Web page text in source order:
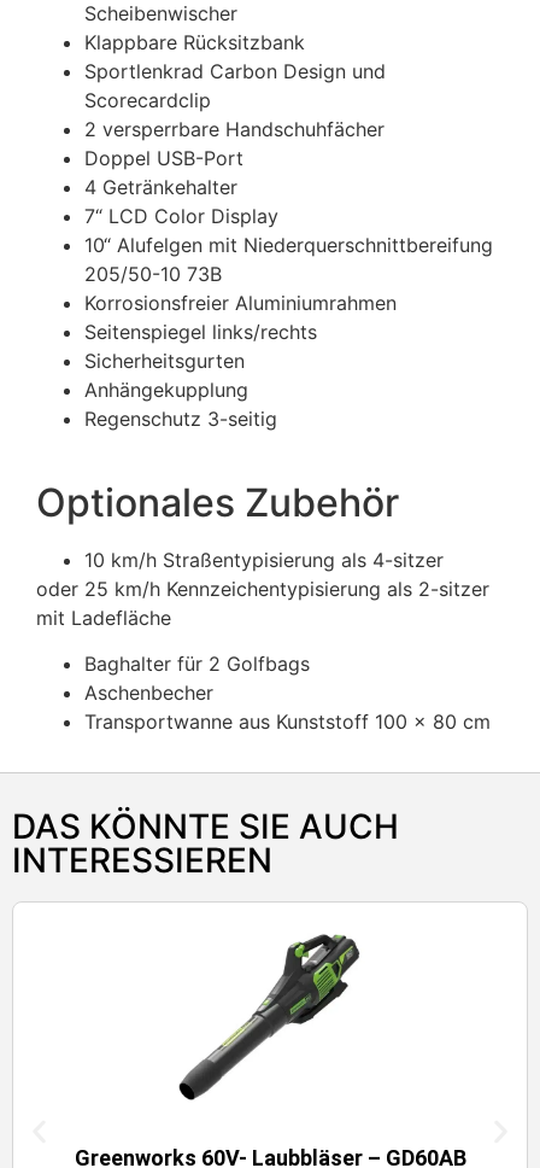
Scheibenwischer
Klappbare Rücksitzbank
Sportlenkrad Carbon Design und
Scorecardclip
2 versperrbare Handschuhfächer
Doppel USB-Port
4 Getränkehalter
7“ LCD Color Display
10“ Alufelgen mit Niederquerschnittbereifung
205/50-10 73B
Korrosionsfreier Aluminiumrahmen
Seitenspiegel links/rechts
Sicherheitsgurten
Anhängekupplung
Regenschutz 3-seitig
Optionales Zubehör
10 km/h Straßentypisierung als 4-sitzer
oder 25 km/h Kennzeichentypisierung als 2-sitzer
mit Ladefläche
Baghalter für 2 Golfbags
Aschenbecher
Transportwanne aus Kunststoff 100 x 80 cm
DAS KÖNNTE SIE AUCH
INTERESSIEREN
Greenworks 60V- Laubbläser – GD60AB